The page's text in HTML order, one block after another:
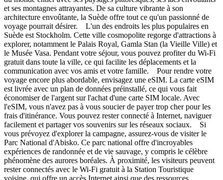
et ses montagnes attrayantes. De sa culture vibrante à son
architecture envoûtante, la Suède offre tout ce qu'un passionné de
voyage pourrait désirer. L'un des endroits les plus populaires en
Suède est Stockholm. Cette ville cosmopolite regorge d'attractions à
explorer, notamment le Palais Royal, Gamla Stan (la Vieille Ville) et
le Musée Vasa. Pendant votre séjour, vous pouvez profiter du Wi-Fi
gratuit dans toute la ville, ce qui facilite les déplacements et la
communication avec vos amis et votre famille. Pour rendre votre
voyage encore plus abordable, envisagez une eSIM. La carte eSIM
est livrée avec un plan de données préinstallé, ce qui vous fait
économiser de l'argent sur l'achat d'une carte SIM locale. Avec
l'eSIM, vous n'avez pas à vous soucier de payer trop cher pour les
frais d'itinérance. Vous pouvez rester connecté à Internet, naviguer
facilement et partager vos souvenirs sur les réseaux sociaux. Si
vous prévoyez d'explorer la campagne, assurez-vous de visiter le
Parc National d'Abisko. Ce parc national offre d'incroyables
expériences de randonnée et de vie sauvage, y compris le célèbre
phénomène des aurores boréales. À proximité, les visiteurs peuvent
rester connectés avec le Wi-Fi gratuit à la Station Touristique